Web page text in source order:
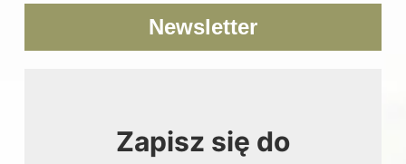
Newsletter
Zapisz się do